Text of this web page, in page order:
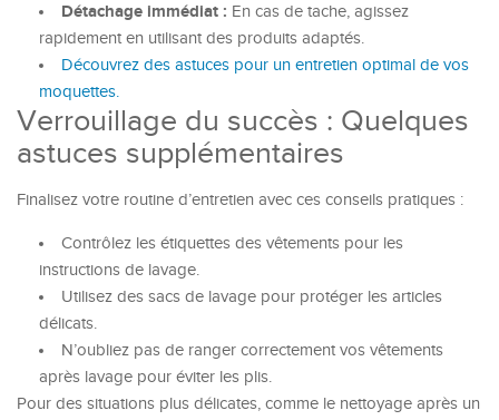
Détachage immédiat : En cas de tache, agissez
rapidement en utilisant des produits adaptés.
Découvrez des astuces pour un entretien optimal de vos
moquettes.
Verrouillage du succès : Quelques
astuces supplémentaires
Finalisez votre routine d’entretien avec ces conseils pratiques :
Contrôlez les étiquettes des vêtements pour les
instructions de lavage.
Utilisez des sacs de lavage pour protéger les articles
délicats.
N’oubliez pas de ranger correctement vos vêtements
après lavage pour éviter les plis.
Pour des situations plus délicates, comme le nettoyage après un